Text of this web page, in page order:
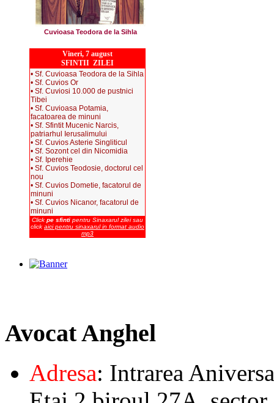
Cuvioasa Teodora de la Sihla
Vineri, 7 august
SFINTII ZILEI
• Sf. Cuvioasa Teodora de la Sihla
• Sf. Cuvios Or
• Sf. Cuviosi 10.000 de pustnici
Tibei
• Sf. Cuvioasa Potamia,
facatoarea de minuni
• Sf. Sfintit Mucenic Narcis,
patriarhul Ierusalimului
• Sf. Cuvios Asterie Singliticul
• Sf. Sozont cel din Nicomidia
• Sf. Iperehie
• Sf. Cuvios Teodosie, doctorul cel
nou
• Sf. Cuvios Dometie, facatorul de
minuni
• Sf. Cuvios Nicanor, facatorul de
minuni
Click pe sfinti pentru Sinaxarul zilei sau
click aici pentru sinaxarul in format audio
mp3
AvocatAnghel
Adresa: Intrarea